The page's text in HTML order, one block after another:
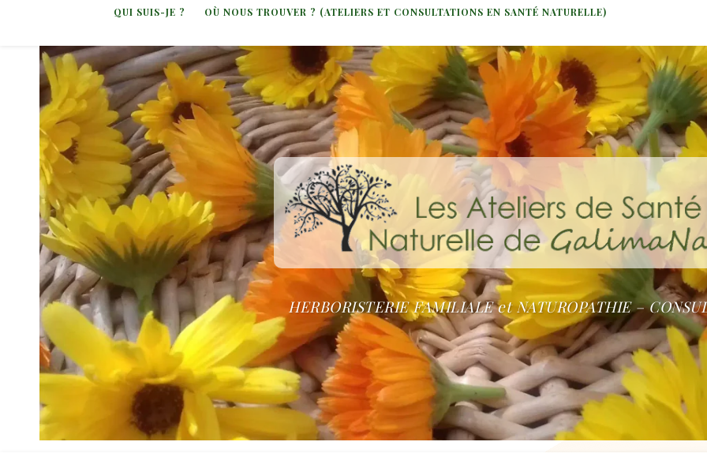
QUI SUIS-JE ? OÙ NOUS TROUVER ? (ATELIERS ET CONSULTATIONS EN SANTÉ NATURELLE)
HERBORISTERIE FAMILIALE et NATUROPATHIE –